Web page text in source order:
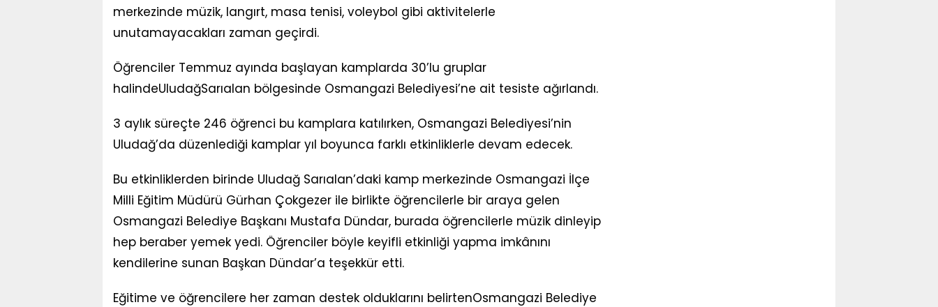
merkezinde müzik, langırt, masa tenisi, voleybol gibi aktivitelerle
unutamayacakları zaman geçirdi.
Öğrenciler Temmuz ayında başlayan kamplarda 30’lu gruplar
halindeUludağSarıalan bölgesinde Osmangazi Belediyesi’ne ait tesiste ağırlandı.
3 aylık süreçte 246 öğrenci bu kamplara katılırken, Osmangazi Belediyesi’nin
Uludağ’da düzenlediği kamplar yıl boyunca farklı etkinliklerle devam edecek.
Bu etkinliklerden birinde Uludağ Sarıalan’daki kamp merkezinde Osmangazi İlçe
Milli Eğitim Müdürü Gürhan Çokgezer ile birlikte öğrencilerle bir araya gelen
Osmangazi Belediye Başkanı Mustafa Dündar, burada öğrencilerle müzik dinleyip
hep beraber yemek yedi. Öğrenciler böyle keyifli etkinliği yapma imkânını
kendilerine sunan Başkan Dündar’a teşekkür etti.
Eğitime ve öğrencilere her zaman destek olduklarını belirtenOsmangazi Belediye